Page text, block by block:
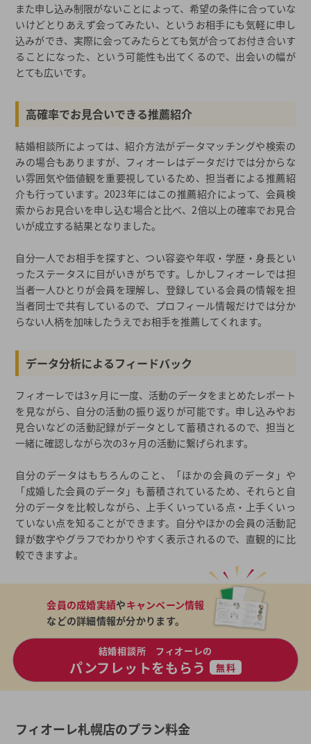
また申し込み制限がないことによって、希望の条件に合っていな
いけどとりあえず会ってみたい、というお相手にも気軽に申し
込みができ、実際に会ってみたらとても気が合ってお付き合いす
ることになった、という可能性も出てくるので、出会いの幅が
とても広いです。
高確率でお見合いできる推薦紹介
結婚相談所によっては、紹介方法がデータマッチングや検索の
みの場合もありますが、フィオーレはデータだけでは分からな
い雰囲気や価値観を重要視しているため、担当者による推薦紹
介も行っています。2023年にはこの推薦紹介によって、会員検
索からお見合いを申し込む場合と比べ、2倍以上の確率でお見合
いが成立する結果となりました。
自分一人でお相手を探すと、つい容姿や年収・学歴・身長とい
ったステータスに目がいきがちです。しかしフィオーレでは担
当者一人ひとりが会員を理解し、登録している会員の情報を担
当者同士で共有しているので、プロフィール情報だけでは分か
らない人柄を加味したうえでお相手を推薦してくれます。
データ分析によるフィードバック
フィオーレでは3ヶ月に一度、活動のデータをまとめたレポート
を見ながら、自分の活動の振り返りが可能です。申し込みやお
見合いなどの活動記録がデータとして蓄積されるので、担当と
一緒に確認しながら次の3ヶ月の活動に繋げられます。
自分のデータはもちろんのこと、「ほかの会員のデータ」や
「成婚した会員のデータ」も蓄積されているため、それらと自
分のデータを比較しながら、上手くいっている点・上手くいっ
ていない点を知ることができます。自分やほかの会員の活動記
録が数字やグラフでわかりやすく表示されるので、直観的に比
較できますよ。
会員の成婚実績やキャンペーン情報
などの詳細情報が分かります。
結婚相談所 フィオーレの
パンフレットをもらう 無料
フィオーレ札幌店のプラン料金